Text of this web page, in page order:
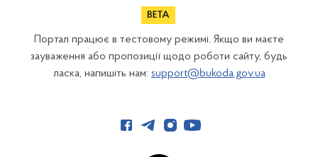
Портал працює в тестовому режимі. Якщо ви маєте
зауваження або пропозиції щодо роботи сайту, будь
ласка, напишіть нам: support@bukoda.gov.ua